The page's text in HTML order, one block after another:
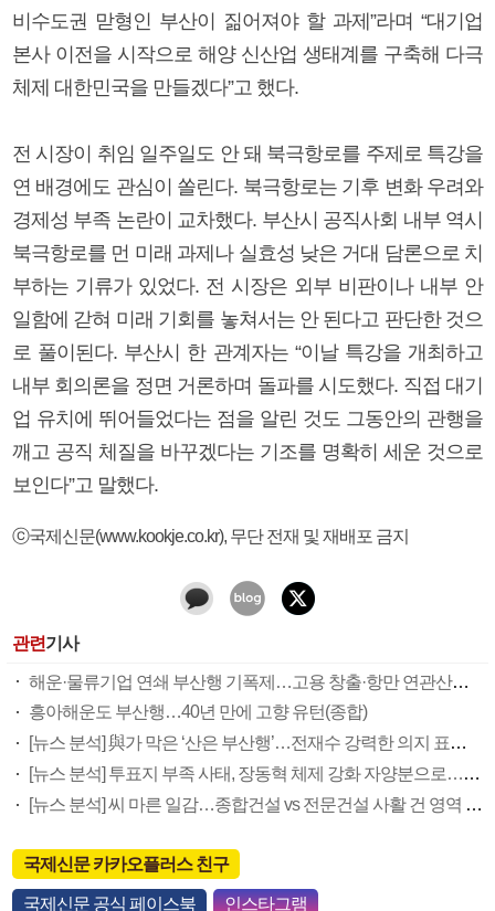
비수도권 맏형인 부산이 짊어져야 할 과제”라며 “대기업
본사 이전을 시작으로 해양 신산업 생태계를 구축해 다극
체제 대한민국을 만들겠다”고 했다.
전 시장이 취임 일주일도 안 돼 북극항로를 주제로 특강을
연 배경에도 관심이 쏠린다. 북극항로는 기후 변화 우려와
경제성 부족 논란이 교차했다. 부산시 공직사회 내부 역시
북극항로를 먼 미래 과제나 실효성 낮은 거대 담론으로 치
부하는 기류가 있었다. 전 시장은 외부 비판이나 내부 안
일함에 갇혀 미래 기회를 놓쳐서는 안 된다고 판단한 것으
로 풀이된다. 부산시 한 관계자는 “이날 특강을 개최하고
내부 회의론을 정면 거론하며 돌파를 시도했다. 직접 대기
업 유치에 뛰어들었다는 점을 알린 것도 그동안의 관행을
깨고 공직 체질을 바꾸겠다는 기조를 명확히 세운 것으로
보인다”고 말했다.
ⓒ국제신문(www.kookje.co.kr), 무단 전재 및 재배포 금지
관련기사
해운·물류기업 연쇄 부산행 기폭제…고용 창출·항만 연관산업 집적 기대
흥아해운도 부산행…40년 만에 고향 유턴(종합)
[뉴스 분석] 與가 막은 ‘산은 부산행’…전재수 강력한 의지 표명 없인 공염불
[뉴스 분석] 투표지 부족 사태, 장동혁 체제 강화 자양분으로…국힘 우경화 우려도
[뉴스 분석] 씨 마른 일감…종합건설 vs 전문건설 사활 건 영역 다툼
국제신문 카카오플러스 친구
국제신문 공식 페이스북 인스타그램